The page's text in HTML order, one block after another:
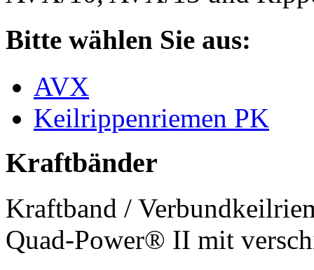
Bitte wählen Sie aus:
AVX
Keilrippenriemen PK
Kraftbänder
Kraftband /
Quad-Power® II mit